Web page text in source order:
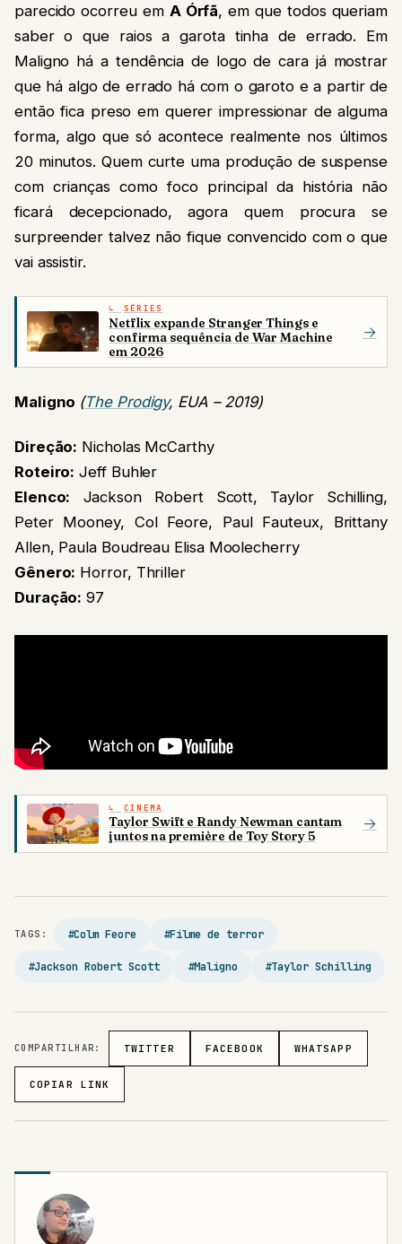
parecido ocorreu em A Órfã, em que todos queriam
saber o que raios a garota tinha de errado. Em
Maligno há a tendência de logo de cara já mostrar
que há algo de errado há com o garoto e a partir de
então fica preso em querer impressionar de alguma
forma, algo que só acontece realmente nos últimos
20 minutos. Quem curte uma produção de suspense
com crianças como foco principal da história não
ficará decepcionado, agora quem procura se
surpreender talvez não fique convencido com o que
vai assistir.
SÉRIES
Netflix expande Stranger Things e
confirma sequência de War Machine
em 2026
→
Maligno (The Prodigy, EUA – 2019)
Direção: Nicholas McCarthy
Roteiro: Jeff Buhler
Elenco: Jackson Robert Scott, Taylor Schilling,
Peter Mooney, Col Feore, Paul Fauteux, Brittany
Allen, Paula Boudreau Elisa Moolecherry
Gênero: Horror, Thriller
Duração: 97
CINEMA
Taylor Swift e Randy Newman cantam
juntos na première de Toy Story 5
→
TAGS: #Colm Feore #Filme de terror
#Jackson Robert Scott #Maligno #Taylor Schilling
COMPARTILHAR: TWITTER FACEBOOK WHATSAPP
COPIAR LINK